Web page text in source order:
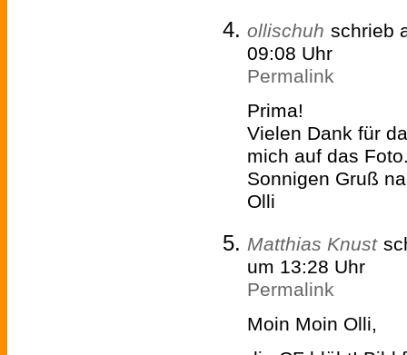
ollischuh schrieb
09:08 Uhr
Permalink
Prima!
Vielen Dank für
mich auf das
Sonnigen Gruß
Olli
Matthias Knust
um 13:28 Uhr
Permalink
Moin Moin Olli,